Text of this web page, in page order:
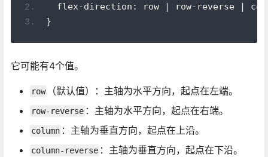
flex-direction: row | row-reverse |
}
它可能有4个值。
row （默认值）：主轴为水平方向，起点在左端。
row-reverse ：主轴为水平方向，起点在右端。
column ：主轴为垂直方向，起点在上沿。
column-reverse ：主轴为垂直方向，起点在下沿。